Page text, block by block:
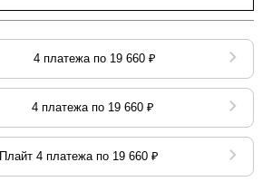
4 платежа по 19 660 ₽
4 платежа по 19 660 ₽
Плайт 4 платежа по 19 660 ₽